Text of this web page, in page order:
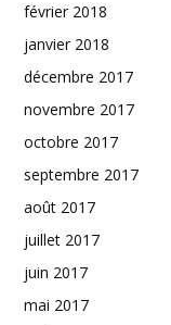
février 2018
janvier 2018
décembre 2017
novembre 2017
octobre 2017
septembre 2017
août 2017
juillet 2017
juin 2017
mai 2017